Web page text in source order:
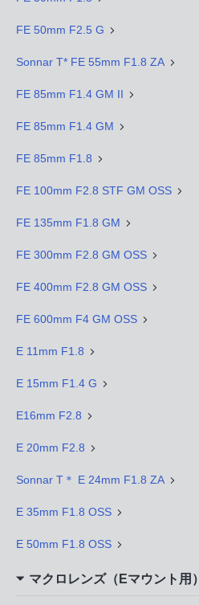
FE 50mm F2.5 G
Sonnar T* FE 55mm F1.8 ZA
FE 85mm F1.4 GM II
FE 85mm F1.4 GM
FE 85mm F1.8
FE 100mm F2.8 STF GM OSS
FE 135mm F1.8 GM
FE 300mm F2.8 GM OSS
FE 400mm F2.8 GM OSS
FE 600mm F4 GM OSS
E 11mm F1.8
E 15mm F1.4 G
E16mm F2.8
E 20mm F2.8
Sonnar T＊ E 24mm F1.8 ZA
E 35mm F1.8 OSS
E 50mm F1.8 OSS
マクロレンズ（Eマウント用）